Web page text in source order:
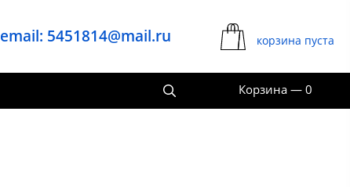
email: 5451814@mail.ru корзина пуста
Корзина — 0